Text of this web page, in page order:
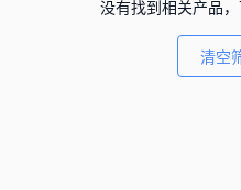
没有找到相关产品
清空